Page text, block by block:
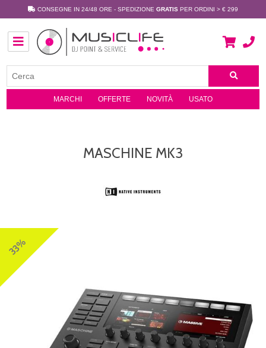
CONSEGNE IN 24/48 ORE - SPEDIZIONE GRATIS PER ORDINI > € 299
MARCHI OFFERTE NOVITÀ USATO
MASCHINE MK3
33%